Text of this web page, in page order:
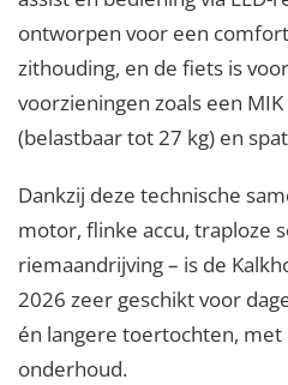
ontworpen voor een
zithouding, en de fiets is
voorzieningen zoals een
(belastbaar tot 27 kg) en
Dankzij deze technische
motor, flinke accu, traploze
riemaandrijving – is de
2026 zeer geschikt voor
én langere toertochten,
onderhoud.